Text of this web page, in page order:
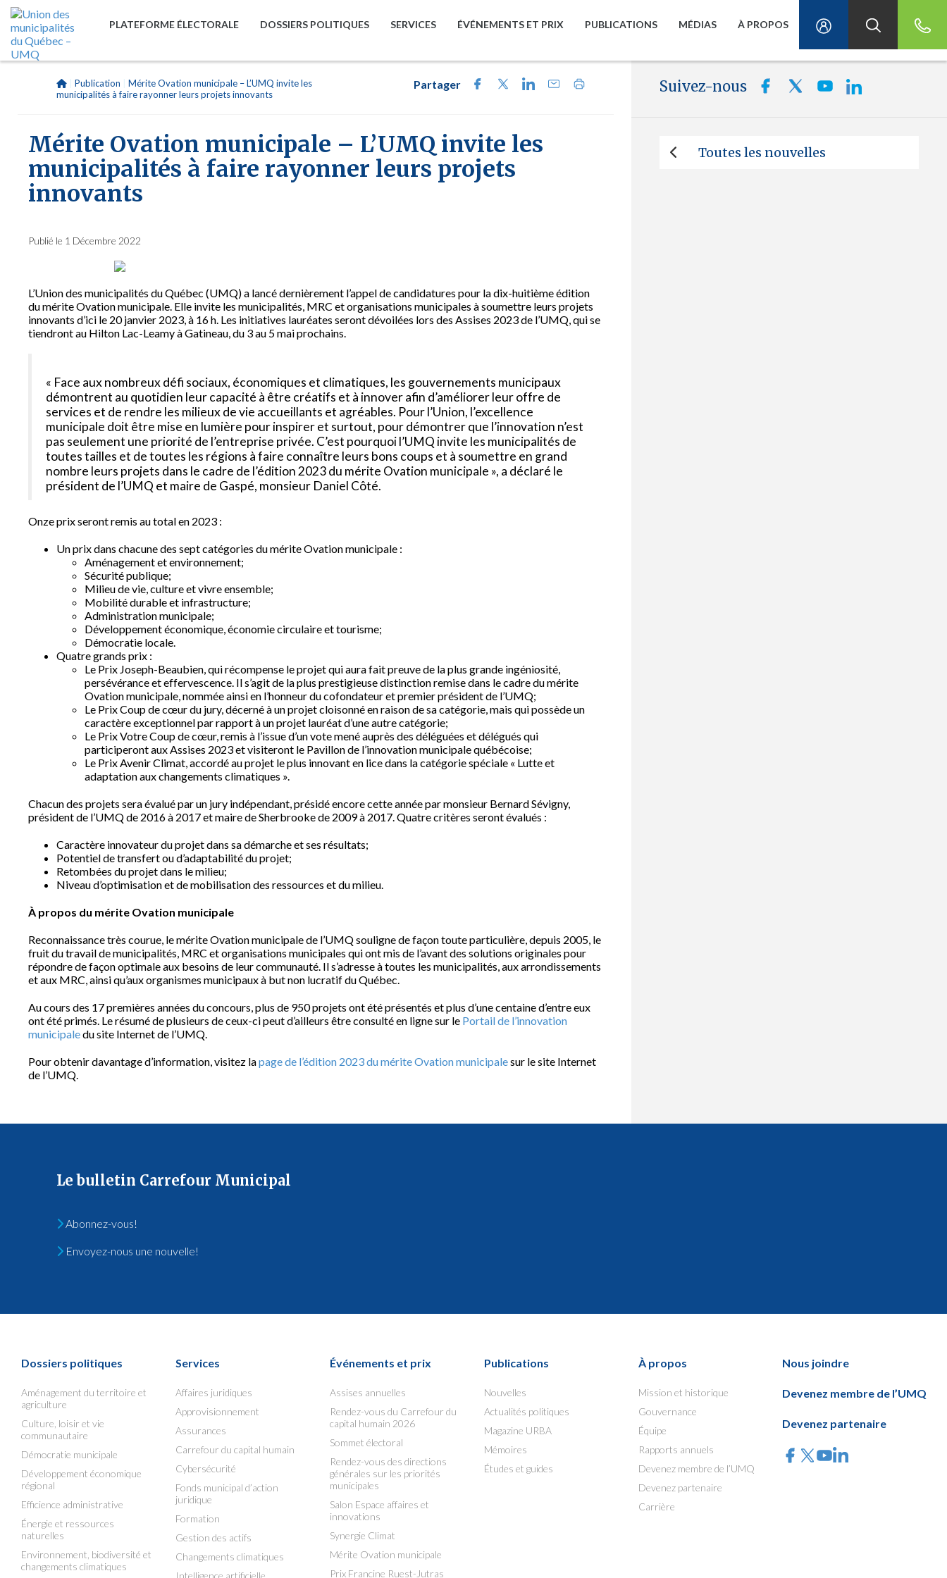
PLATEFORME ÉLECTORALE DOSSIERS POLITIQUES SERVICES ÉVÉNEMENTS ET PRIX PUBLICATIONS MÉDIAS À PROPOS
Publication
Mérite Ovation municipale – L’UMQ invite les
municipalités à faire rayonner leurs projets innovants
Partager
Mérite Ovation municipale – L’UMQ invite les
municipalités à faire rayonner leurs projets
innovants
Publié le 1 Décembre 2022
L’Union des municipalités du Québec (UMQ) a lancé dernièrement l’appel de candidatures pour la dix-huitième édition
du mérite Ovation municipale. Elle invite les municipalités, MRC et organisations municipales à soumettre leurs projets
innovants d’ici le 20 janvier 2023, à 16 h. Les initiatives lauréates seront dévoilées lors des Assises 2023 de l’UMQ, qui se
tiendront au Hilton Lac-Leamy à Gatineau, du 3 au 5 mai prochains.
« Face aux nombreux défi sociaux, économiques et climatiques, les gouvernements municipaux
démontrent au quotidien leur capacité à être créatifs et à innover afin d’améliorer leur offre de
services et de rendre les milieux de vie accueillants et agréables. Pour l’Union, l’excellence
municipale doit être mise en lumière pour inspirer et surtout, pour démontrer que l’innovation n’est
pas seulement une priorité de l’entreprise privée. C’est pourquoi l’UMQ invite les municipalités de
toutes tailles et de toutes les régions à faire connaître leurs bons coups et à soumettre en grand
nombre leurs projets dans le cadre de l’édition 2023 du mérite Ovation municipale », a déclaré le
président de l’UMQ et maire de Gaspé, monsieur Daniel Côté.
Onze prix seront remis au total en 2023 :
Un prix dans chacune des sept catégories du mérite Ovation municipale :
Aménagement et environnement;
Sécurité publique;
Milieu de vie, culture et vivre ensemble;
Mobilité durable et infrastructure;
Administration municipale;
Développement économique, économie circulaire et tourisme;
Démocratie locale.
Quatre grands prix :
Le Prix Joseph-Beaubien, qui récompense le projet qui aura fait preuve de la plus grande ingéniosité,
persévérance et effervescence. Il s’agit de la plus prestigieuse distinction remise dans le cadre du mérite
Ovation municipale, nommée ainsi en l’honneur du cofondateur et premier président de l’UMQ;
Le Prix Coup de cœur du jury, décerné à un projet cloisonné en raison de sa catégorie, mais qui possède un
caractère exceptionnel par rapport à un projet lauréat d’une autre catégorie;
Le Prix Votre Coup de cœur, remis à l’issue d’un vote mené auprès des déléguées et délégués qui
participeront aux Assises 2023 et visiteront le Pavillon de l’innovation municipale québécoise;
Le Prix Avenir Climat, accordé au projet le plus innovant en lice dans la catégorie spéciale « Lutte et
adaptation aux changements climatiques ».
Chacun des projets sera évalué par un jury indépendant, présidé encore cette année par monsieur Bernard Sévigny,
président de l’UMQ de 2016 à 2017 et maire de Sherbrooke de 2009 à 2017. Quatre critères seront évalués :
Caractère innovateur du projet dans sa démarche et ses résultats;
Potentiel de transfert ou d’adaptabilité du projet;
Retombées du projet dans le milieu;
Niveau d’optimisation et de mobilisation des ressources et du milieu.
À propos du mérite Ovation municipale
Reconnaissance très courue, le mérite Ovation municipale de l’UMQ souligne de façon toute particulière, depuis 2005, le
fruit du travail de municipalités, MRC et organisations municipales qui ont mis de l’avant des solutions originales pour
répondre de façon optimale aux besoins de leur communauté. Il s’adresse à toutes les municipalités, aux arrondissements
et aux MRC, ainsi qu’aux organismes municipaux à but non lucratif du Québec.
Au cours des 17 premières années du concours, plus de 950 projets ont été présentés et plus d’une centaine d’entre eux
ont été primés. Le résumé de plusieurs de ceux-ci peut d’ailleurs être consulté en ligne sur le Portail de l’innovation
municipaledu site Internet de l’UMQ.
Pour obtenir davantage d’information, visitez lapage de l’édition 2023 du mérite Ovation municipalesur le site Internet
de l’UMQ.
Suivez-nous
Toutes les nouvelles
Le bulletin Carrefour Municipal
Abonnez-vous!
Envoyez-nous une nouvelle!
Dossiers politiques
Aménagement du territoire et
agriculture
Culture, loisir et vie
communautaire
Démocratie municipale
Développement économique
régional
Efficience administrative
Énergie et ressources
naturelles
Environnement, biodiversité et
changements climatiques
Services
Affaires juridiques
Approvisionnement
Assurances
Carrefour du capital humain
Cybersécurité
Fonds municipal d’action
juridique
Formation
Gestion des actifs
Changements climatiques
Intelligence artificielle
Événements et prix
Assises annuelles
Rendez-vous du Carrefour du
capital humain 2026
Sommet électoral
Rendez-vous des directions
générales sur les priorités
municipales
Salon Espace affaires et
innovations
Synergie Climat
Mérite Ovation municipale
Prix Francine Ruest-Jutras
Publications
Nouvelles
Actualités politiques
Magazine URBA
Mémoires
Études et guides
À propos
Mission et historique
Gouvernance
Équipe
Rapports annuels
Devenez membre de l’UMQ
Devenez partenaire
Carrière
Nous joindre
Devenez membre de l’UMQ
Devenez partenaire